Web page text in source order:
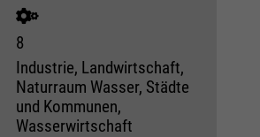
8
Industrie, Landwirtschaft,
Naturraum Wasser, Städte
und Kommunen,
Wasserwirtschaft